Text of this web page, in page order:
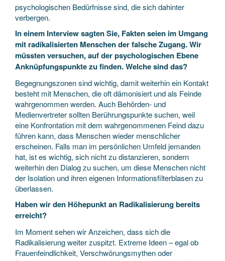
psychologischen Bedürfnisse sind, die sich dahinter
verbergen.
In einem Interview sagten Sie, Fakten seien im Umgang
mit radikalisierten Menschen der falsche Zugang. Wir
müssten versuchen, auf der psychologischen Ebene
Anknüpfungspunkte zu finden. Welche sind das?
Begegnungszonen sind wichtig, damit weiterhin ein Kontakt
besteht mit Menschen, die oft dämonisiert und als Feinde
wahrgenommen werden. Auch Behörden- und
Medienvertreter sollten Berührungspunkte suchen, weil
eine Konfrontation mit dem wahrgenommenen Feind dazu
führen kann, dass Menschen wieder menschlicher
erscheinen. Falls man im persönlichen Umfeld jemanden
hat, ist es wichtig, sich nicht zu distanzieren, sondern
weiterhin den Dialog zu suchen, um diese Menschen nicht
der Isolation und ihren eigenen Informationsfilterblasen zu
überlassen.
Haben wir den Höhepunkt an Radikalisierung bereits
erreicht?
Im Moment sehen wir Anzeichen, dass sich die
Radikalisierung weiter zuspitzt. Extreme Ideen – egal ob
Frauenfeindlichkeit, Verschwörungsmythen oder